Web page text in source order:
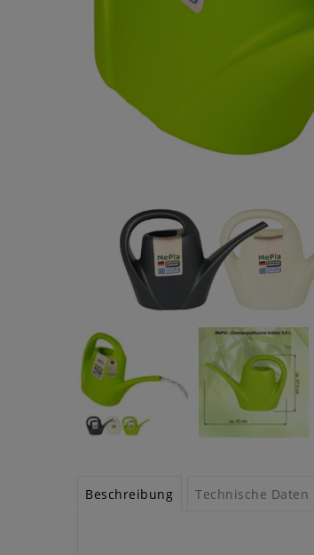
Beschreibung Technische Daten